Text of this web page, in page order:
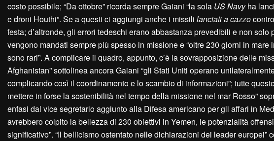
costo possibile; “Da ottobre” ricorda sempre Gaiani “la sola US Navyha
e droni Houthi”. Se a questi ci aggiungi anche i missili lanciati a cazzo
festa; d’altronde, gli errori tedeschi erano abbastanza prevedibili e non
vengono mandati sempre più spesso in missione e “oltre 230 giorni in mare
sono rari”. A complicare il quadro, appunto, c’è la sovrapposizione delle
Afghanistan” sottolinea ancora Gaiani “gli Stati Uniti operano
complicando così il coordinamento e lo scambio di informazioni”; tutte
mettere in forse la sostenibilità nel tempo della missione nel mar Rosso”
enfasi dal vice segretario aggiunto alla Difesa americano per gli affari in
avrebbero colpito la bellezza di 230 obiettivi in Yemen, le potenzialità
significativo”. “Il bellicismo ostentato nelle dichiarazioni dei leader europei”